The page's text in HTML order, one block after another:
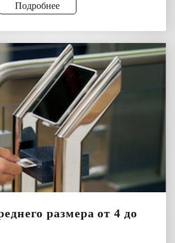
Подробнее
размера от 4 до